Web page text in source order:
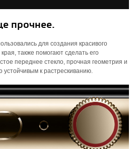
прочнее.
для создания красивого
также помогают сделать его
переднее стекло, прочная геометрия и
устойчивым к растрескиванию.